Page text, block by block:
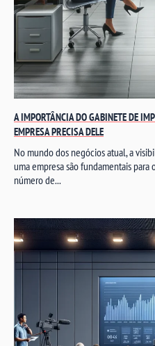
A IMPORTÂNCIA DO GABINETE DE
EMPRESA PRECISA DELE
No mundo dos negócios atual, a
uma empresa são fundamentais para
número de...